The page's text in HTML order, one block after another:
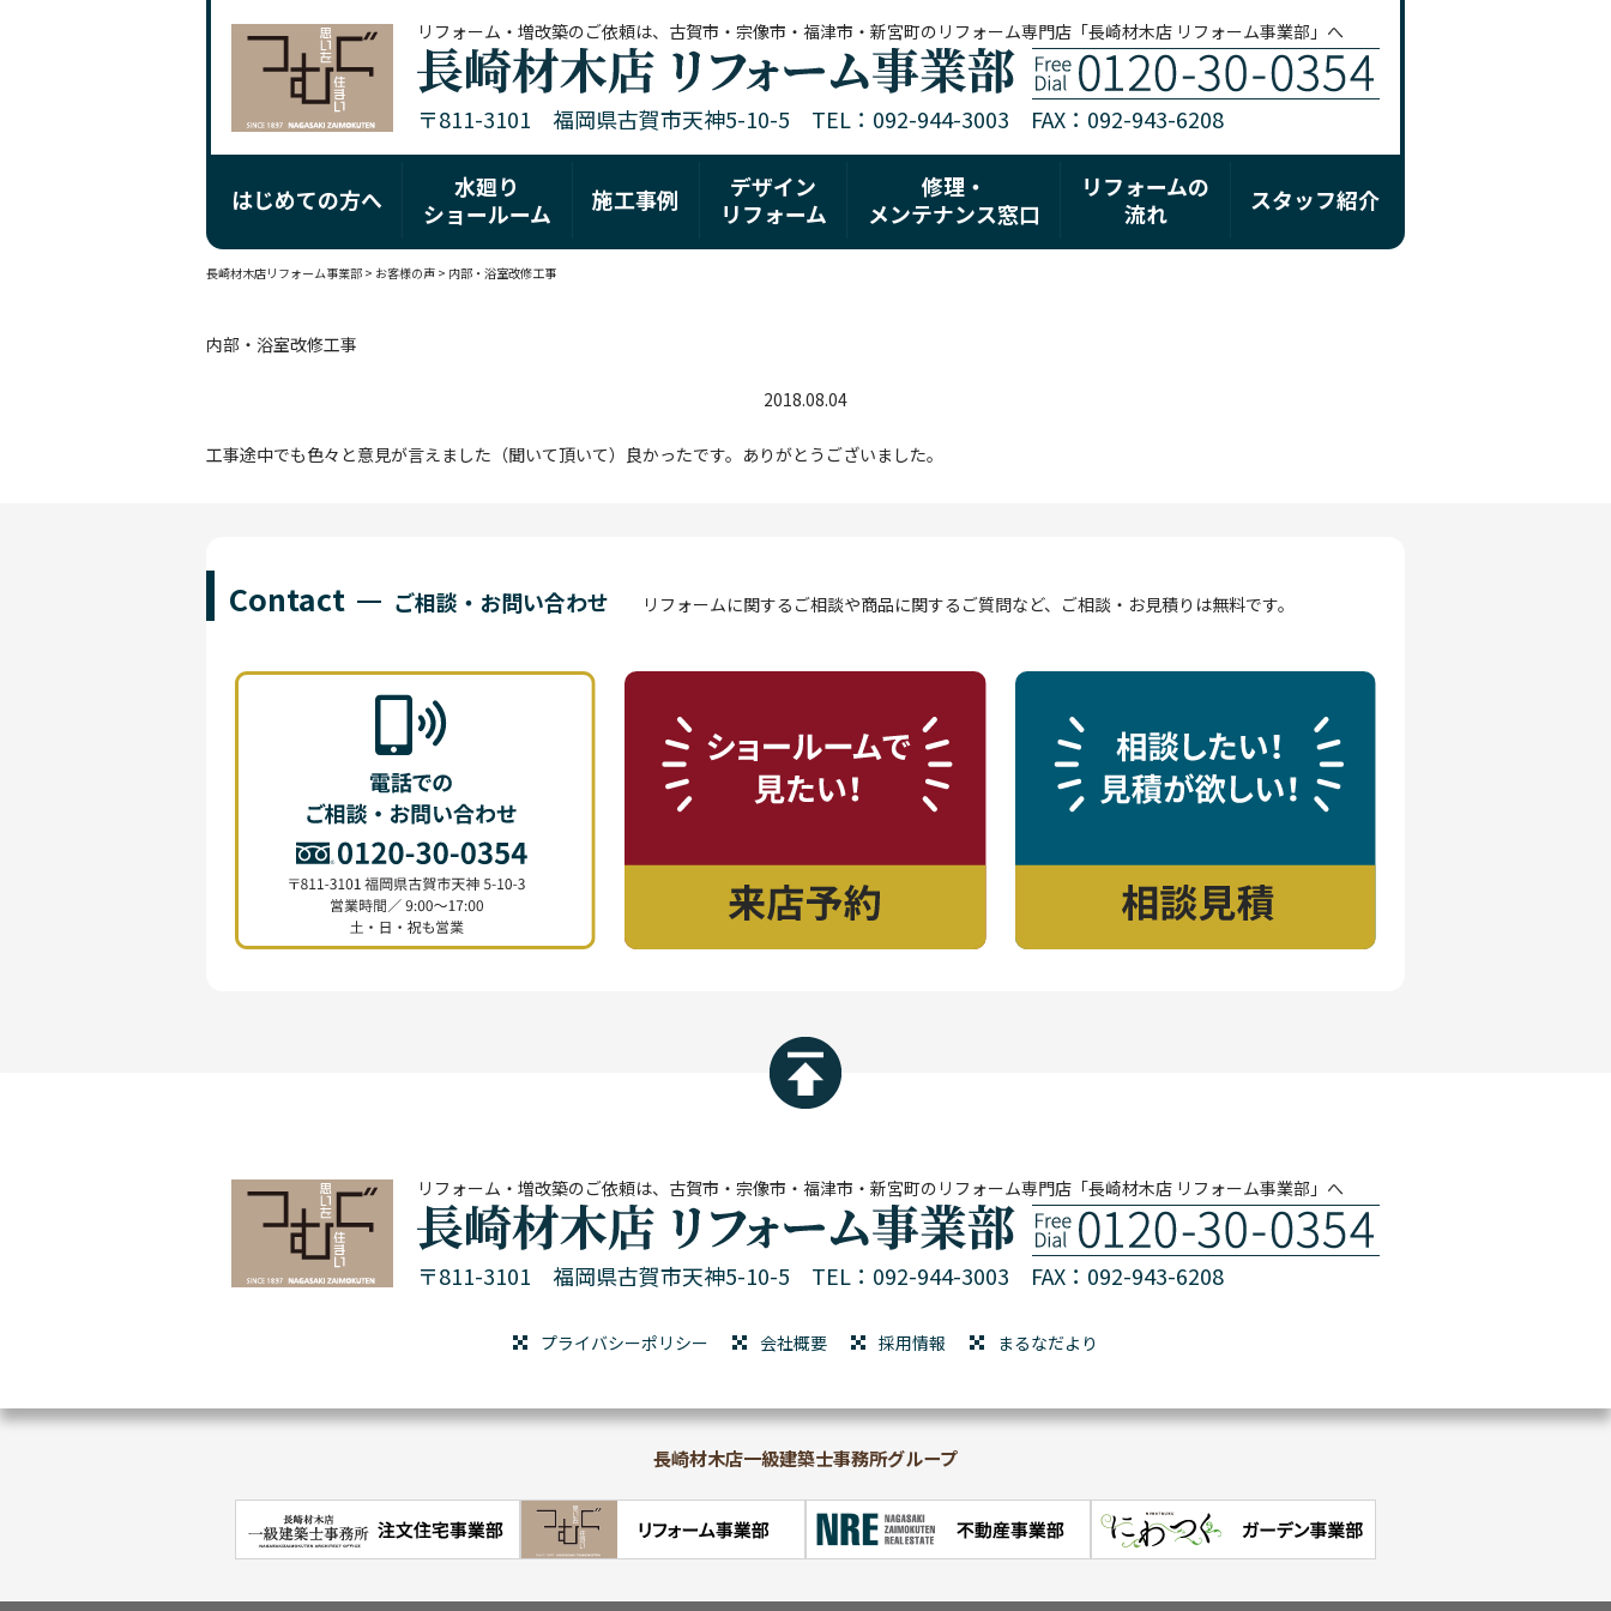
リフォーム・増改築のご依頼は、古賀市・宗像市・福津市・新宮町のリフォーム専門店「長崎材木店 リフォーム事業部」へ
〒811-3101 福岡県古賀市天神5-10-5 TEL：092-944-3003 FAX：092-943-6208
はじめての方へ
水廻り
ショールーム
施工事例
デザイン
リフォーム
修理・
メンテナンス窓口
リフォームの
流れ
スタッフ紹介
長崎材木店リフォーム事業部 > お客様の声 > 内部・浴室改修工事
内部・浴室改修工事
2018.08.04
工事途中でも色々と意見が言えました（聞いて頂いて）良かったです。ありがとうございました。
Contact ご相談・お問い合わせ リフォームに関するご相談や商品に関するご質問など、ご相談・お見積りは無料です。
リフォーム・増改築のご依頼は、古賀市・宗像市・福津市・新宮町のリフォーム専門店「長崎材木店 リフォーム事業部」へ
〒811-3101 福岡県古賀市天神5-10-5 TEL：092-944-3003 FAX：092-943-6208
プライバシーポリシー 会社概要 採用情報 まるなだより
長崎材木店一級建築士事務所グループ